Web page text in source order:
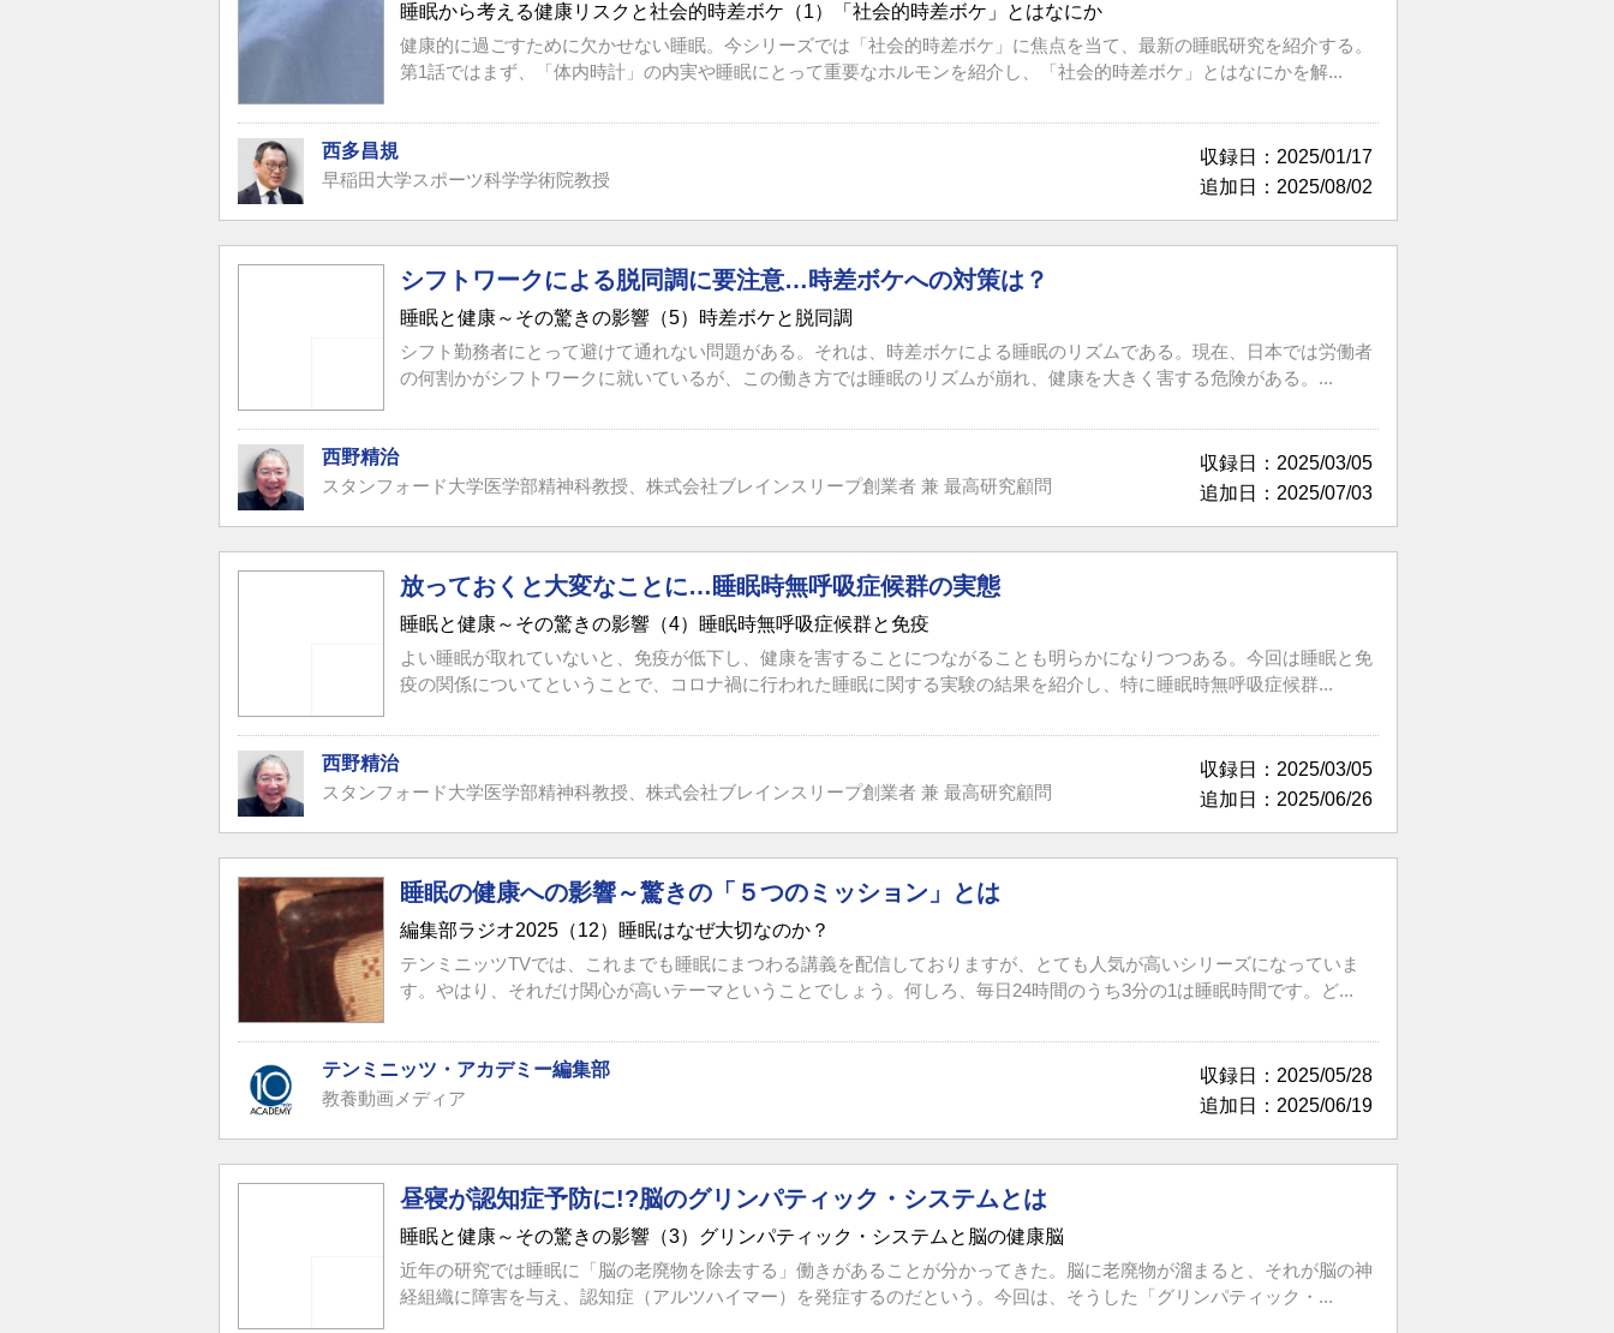
睡眠から考える健康リスクと社会的時差ボケ（1）「社会的時差ボケ」とはなにか
健康的に過ごすために欠かせない睡眠。今シリーズでは「社会的時差ボケ」に焦点を当て、最新の睡眠研究を紹介する。
第1話ではまず、「体内時計」の内実や睡眠にとって重要なホルモンを紹介し、「社会的時差ボケ」とはなにかを解...
収録日：2025/01/17
追加日：2025/08/02
西多昌規
早稲田大学スポーツ科学学術院教授
シフトワークによる脱同調に要注意…時差ボケへの対策は？
睡眠と健康～その驚きの影響（5）時差ボケと脱同調
シフト勤務者にとって避けて通れない問題がある。それは、時差ボケによる睡眠のリズムである。現在、日本では労働者
の何割かがシフトワークに就いているが、この働き方では睡眠のリズムが崩れ、健康を大きく害する危険がある。...
収録日：2025/03/05
追加日：2025/07/03
西野精治
スタンフォード大学医学部精神科教授、株式会社ブレインスリープ創業者 兼 最高研究顧問
放っておくと大変なことに…睡眠時無呼吸症候群の実態
睡眠と健康～その驚きの影響（4）睡眠時無呼吸症候群と免疫
よい睡眠が取れていないと、免疫が低下し、健康を害することにつながることも明らかになりつつある。今回は睡眠と免
疫の関係についてということで、コロナ禍に行われた睡眠に関する実験の結果を紹介し、特に睡眠時無呼吸症候群...
収録日：2025/03/05
追加日：2025/06/26
西野精治
スタンフォード大学医学部精神科教授、株式会社ブレインスリープ創業者 兼 最高研究顧問
睡眠の健康への影響～驚きの「５つのミッション」とは
編集部ラジオ2025（12）睡眠はなぜ大切なのか？
テンミニッツTVでは、これまでも睡眠にまつわる講義を配信しておりますが、とても人気が高いシリーズになっていま
す。やはり、それだけ関心が高いテーマということでしょう。何しろ、毎日24時間のうち3分の1は睡眠時間です。ど...
収録日：2025/05/28
追加日：2025/06/19
テンミニッツ・アカデミー編集部
教養動画メディア
昼寝が認知症予防に!?脳のグリンパティック・システムとは
睡眠と健康～その驚きの影響（3）グリンパティック・システムと脳の健康脳
近年の研究では睡眠に「脳の老廃物を除去する」働きがあることが分かってきた。脳に老廃物が溜まると、それが脳の神
経組織に障害を与え、認知症（アルツハイマー）を発症するのだという。今回は、そうした「グリンパティック・...